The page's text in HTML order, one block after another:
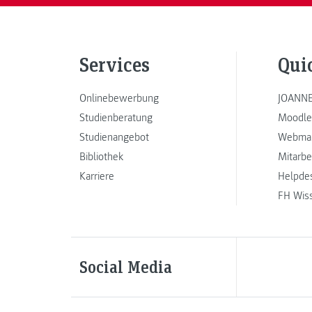
Services
Onlinebewerbung
Studienberatung
Studienangebot
Bibliothek
Karriere
FH
Social Media